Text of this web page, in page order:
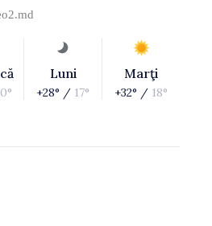
Luni
+28° / 17°
Marţi
+32° / 18°